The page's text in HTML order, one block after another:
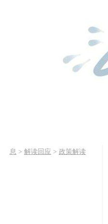
息 > 解读回应 > 政策解读